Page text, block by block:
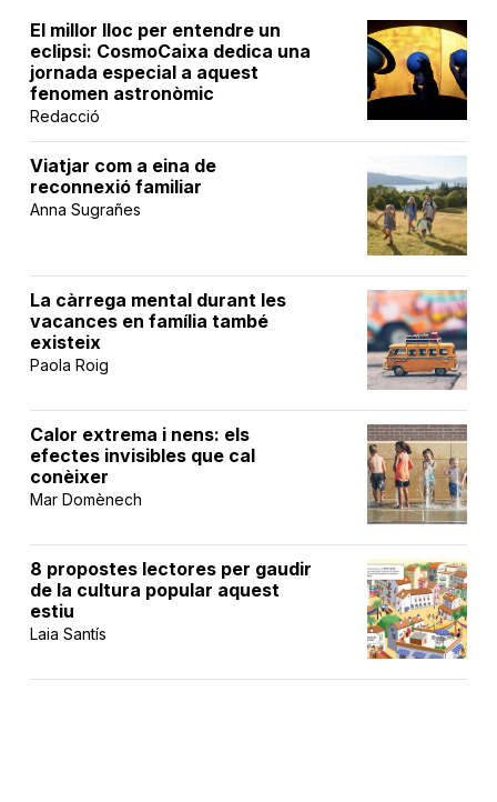
El millor lloc per entendre un
eclipsi: CosmoCaixa dedica una
jornada especial a aquest
fenomen astronòmic
Redacció
Viatjar com a eina de
reconnexió familiar
Anna Sugrañes
La càrrega mental durant les
vacances en família també
existeix
Paola Roig
Calor extrema i nens: els
efectes invisibles que cal
conèixer
Mar Domènech
8 propostes lectores per gaudir
de la cultura popular aquest
estiu
Laia Santís